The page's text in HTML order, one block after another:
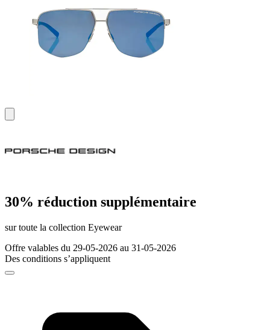
30% réduction supplémentaire
sur toute la collection Eyewear
Offre valables du 29-05-2026 au 31-05-2026
Des conditions s’appliquent